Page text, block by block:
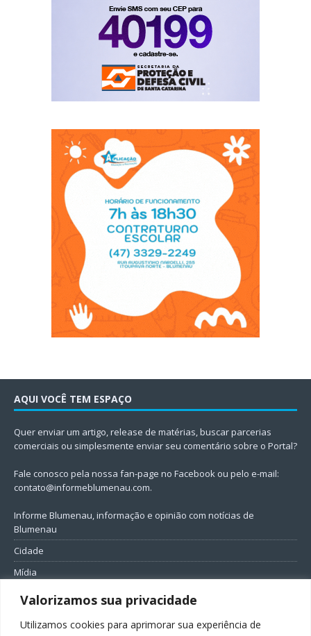
Valorizamos sua privacidade
Utilizamos cookies para aprimorar sua experiência de
AQUI VOCÊ TEM ESPAÇO
Quer enviar um artigo, release de matérias, buscar parcerias
comerciais ou simplesmente enviar seu comentário sobre o Portal?
Fale conosco pela nossa fan-page no Facebook ou pelo e-mail:
contato@informeblumenau.com.
Informe Blumenau, informação e opinião com notícias de
Blumenau
Cidade
Mídia
Entretenimento